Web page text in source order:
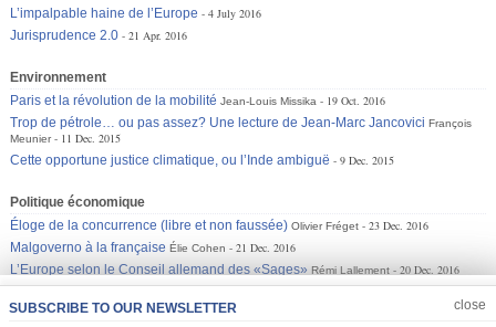
SUBSCRIBE TO OUR NEWSLETTER close
JOIN US CLOSE
L’impalpable haine de l’Europe
4 July 2016
Jurisprudence 2.0
21 Apr. 2016
Environnement
Paris et la révolution de la mobilité Jean-Louis Missika
19 Oct. 2016
Trop de pétrole… ou pas assez? Une lecture de Jean-Marc Jancovici François
Meunier
11 Dec. 2015
Cette opportune justice climatique, ou l’Inde ambiguë
9 Dec. 2015
Politique économique
Éloge de la concurrence (libre et non faussée) Olivier Fréget
23 Dec. 2016
Malgoverno à la française Élie Cohen
21 Dec. 2016
L’Europe selon le Conseil allemand des «Sages» Rémi Lallement 20 Dec. 2016